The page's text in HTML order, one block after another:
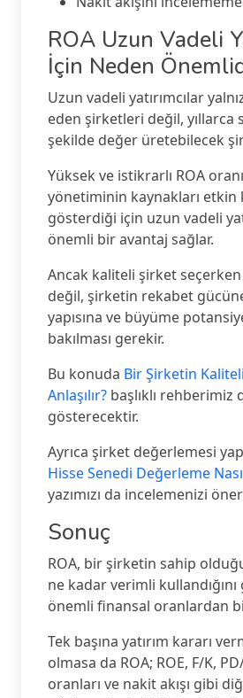
ROA Uzun Vadeli
İçin Neden
Uzun vadeli yatırımcılar
eden şirketleri değil,
şekilde değer üretebilecek
Yüksek ve istikrarlı ROA
yönetiminin kaynakları etkin
gösterdiği için uzun vadeli
önemli bir avantaj sağlar.
Ancak kaliteli şirket seçerken
değil, şirketin rekabet
yapısına ve büyüme
bakılması gerekir.
Bu konuda Bir Şirketin
Anlaşılır? başlıklı rehberimiz
gösterecektir.
Ayrıca şirket değerlemesi
Hisse Senedi Değerleme Nasıl
yazımızı da incelemenizi
Sonuç
ROA, bir şirketin sahip
ne kadar verimli
önemli finansal oranlardan
Tek başına yatırım kararı
olmasa da ROA; ROE, F/K,
oranları ve nakit akışı gibi